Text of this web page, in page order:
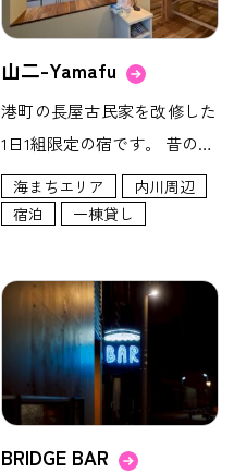
山二-Yamafu
港町の長屋古民家を改修した
1日1組限定の宿です。 昔の…
海まちエリア
内川周辺
宿泊
一棟貸し
BRIDGE BAR